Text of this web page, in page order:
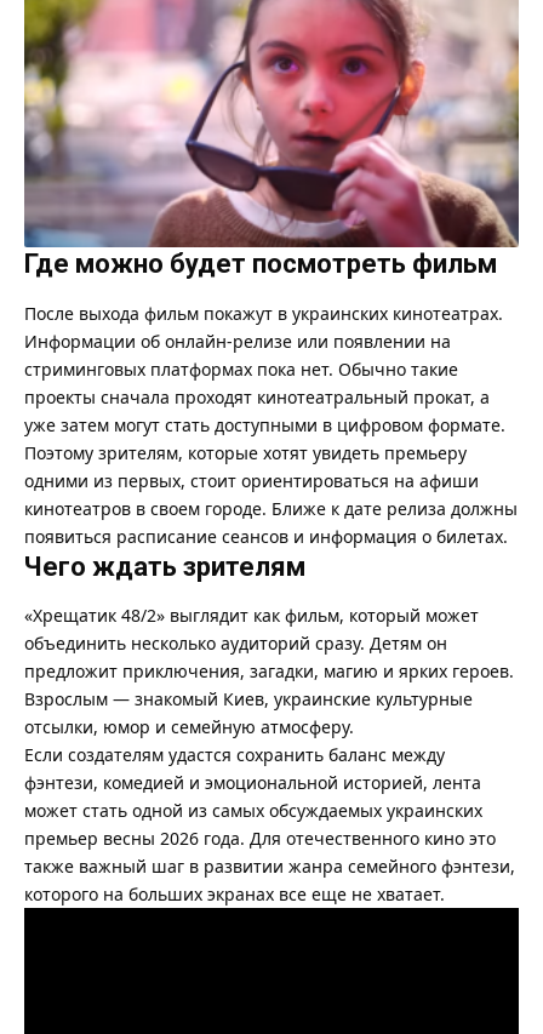
Где можно будет посмотреть фильм
После выхода фильм покажут в украинских кинотеатрах.
Информации об онлайн-релизе или появлении на
стриминговых платформах пока нет. Обычно такие
проекты сначала проходят кинотеатральный прокат, а
уже затем могут стать доступными в цифровом формате.
Поэтому зрителям, которые хотят увидеть премьеру
одними из первых, стоит ориентироваться на афиши
кинотеатров в своем городе. Ближе к дате релиза должны
появиться расписание сеансов и информация о билетах.
Чего ждать зрителям
«Хрещатик 48/2» выглядит как фильм, который может
объединить несколько аудиторий сразу. Детям он
предложит приключения, загадки, магию и ярких героев.
Взрослым — знакомый Киев, украинские культурные
отсылки, юмор и семейную атмосферу.
Если создателям удастся сохранить баланс между
фэнтези, комедией и эмоциональной историей, лента
может стать одной из самых обсуждаемых украинских
премьер весны 2026 года. Для отечественного кино это
также важный шаг в развитии жанра семейного фэнтези,
которого на больших экранах все еще не хватает.